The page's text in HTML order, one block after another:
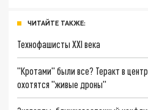
ЧИТАЙТЕ ТАКЖЕ:
Технофашисты XXI века
"Кротами" были все? Теракт в
охотятся "живые дроны"